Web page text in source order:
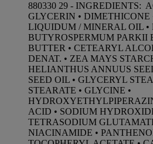
880330 29 - INGREDIENTS:
GLYCERIN • DIMETHICONE
LIQUIDUM / MINERAL OIL •
BUTYROSPERMUM PARKII
BUTTER • CETEARYL
DENAT. • ZEA MAYS
HELIANTHUS ANNUUS
SEED OIL • GLYCERYL
STEARATE • GLYCINE •
ACID • SODIUM
TETRASODIUM
NIACINAMIDE •